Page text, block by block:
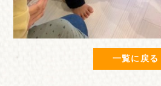
一覧に戻る